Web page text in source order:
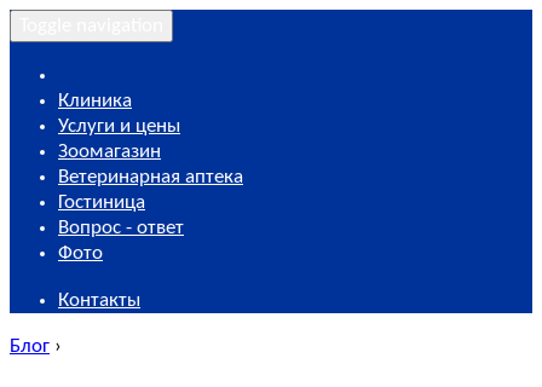
Клиника
Услуги и цены
Зоомагазин
Ветеринарная аптека
Гостиница
Вопрос - ответ
Фото
Контакты
Блог ›